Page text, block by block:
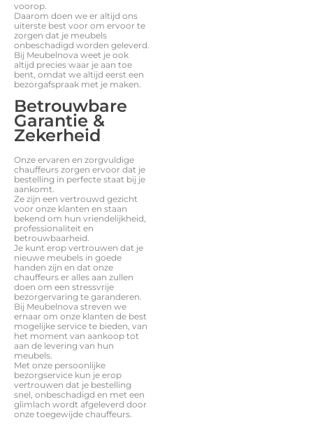
voorop.
Daarom doen we er altijd ons
uiterste best voor om ervoor te
zorgen dat je meubels
onbeschadigd worden geleverd.
Bij Meubelnova weet je ook
altijd precies waar je aan toe
bent, omdat we altijd eerst een
bezorgafspraak met je maken.
Betrouwbare
Garantie &
Zekerheid
Onze ervaren en zorgvuldige
chauffeurs zorgen ervoor dat je
bestelling in perfecte staat bij je
aankomt.
Ze zijn een vertrouwd gezicht
voor onze klanten en staan
bekend om hun vriendelijkheid,
professionaliteit en
betrouwbaarheid.
Je kunt erop vertrouwen dat je
nieuwe meubels in goede
handen zijn en dat onze
chauffeurs er alles aan zullen
doen om een stressvrije
bezorgervaring te garanderen.
Bij Meubelnova streven we
ernaar om onze klanten de best
mogelijke service te bieden, van
het moment van aankoop tot
aan de levering van hun
meubels.
Met onze persoonlijke
bezorgservice kun je erop
vertrouwen dat je bestelling
snel, onbeschadigd en met een
glimlach wordt afgeleverd door
onze toegewijde chauffeurs.